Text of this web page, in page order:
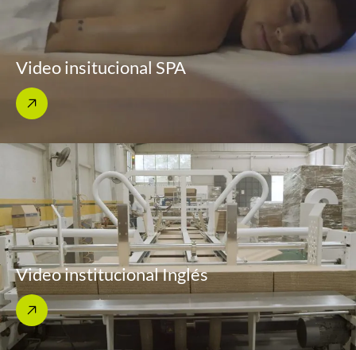
Video insitucional SPA
Video institucional Inglés